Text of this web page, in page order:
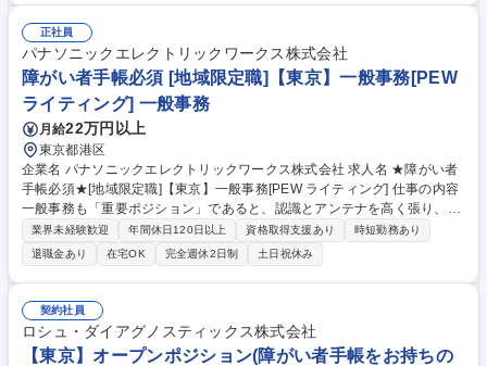
当日設営および運営、備品発注、伝票処理、自部門の予算管理、電話応対
等、幅広い業務をご担当いただきます。 募集職種 ★障がい者手帳必須★
[地域限定職]【汐留/東新橋】一般事務
正社員
パナソニックエレクトリックワークス株式会社
障がい者手帳必須 [地域限定職]【東京】一般事務[PEW
ライティング] 一般事務
月給22万円以上
東京都港区
企業名 パナソニックエレクトリックワークス株式会社 求人名 ★障がい者
手帳必須★[地域限定職]【東京】一般事務[PEW ライティング] 仕事の内容
一般事務も「重要ポジション」であると、認識とアンテナを高く張り、社
内外の関係者とのコミュニケーションを密に取って各種業務推進いただき
ます。 【具体的な仕事内容】 一般事務（庶務含む）全般をお任せしま
す。 各種資料作成、各種会議（WEB含む）の実施調整と当日設営および
運営、備品発注、伝票処理、自部門の予算管理、電話応対等、幅広い業務
をご担当いただきます。 募集職種 ★障がい者手帳必須★[地域限定職]【東
京】一般事務[PEW ライティング]
業界未経験歓迎 年間休日120日以上 資格取得支援あり
時短勤務あり
退職金あり
在宅OK 完全週休2日制 土日祝休み
契約社員
ロシュ・ダイアグノスティックス株式会社
【東京】オープンポジション(障がい者手帳をお持ちの